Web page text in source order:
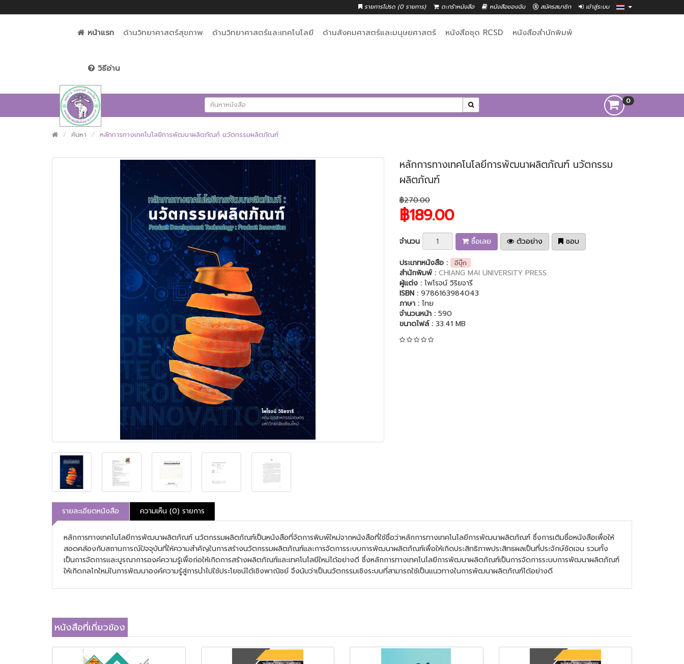
รายการโปรด (0 รายการ) ตะกร้าหนังสือ หนังสือของฉัน สมัครสมาชิก เข้าสู่ระบบ
หน้าแรก ด้านวิทยาศาสตร์สุขภาพ ด้านวิทยาศาสตร์และเทคโนโลยี ด้านสังคมศาสตร์และมนุษยศาสตร์ หนังสือชุด RCSD หนังสือสำนักพิมพ์
วิธีอ่าน
0
ค้นหา หลักการทางเทคโนโลยีการพัฒนาผลิตภัณฑ์ นวัตกรรมผลิตภัณฑ์
หลักการทางเทคโนโลยีการพัฒนาผลิตภัณฑ์ นวัตกรรม
ผลิตภัณฑ์
฿270.00
฿189.00
จำนวน ซื้อเลย ตัวอย่าง
ชอบ
ประเภทหนังสือ :
อีบุ๊ก
สำนักพิมพ์ : CHIANG MAI UNIVERSITY PRESS
ผู้แต่ง : ไพโรจน์ วิริยจารี
ISBN :9786163984043
ภาษา : ไทย
จำนวนหน้า : 590
ขนาดไฟล์ : 33.41 MB
รายละเอียดหนังสือ ความเห็น (0) รายการ
หลักการทางเทคโนโลยีการพัฒนาผลิตภัณฑ์ นวัตกรรมผลิตภัณฑ์เป็นหนังสือที่จัดการพิมพ์ใหม่จากหนังสือที่ใช้ชื่อว่าหลักการทางเทคโนโลยีการพัฒนาผลิตภัณฑ์ ซึ่งการเติมชื่อหนังสือเพื่อให้
สอดคล้องกับสถานการณ์ปัจจุบันที่ให้ความสำคัญในการสร้างนวัตกรรมผลิตภัณฑ์และการจัดการระบบการพัฒนาผลิตภัณฑ์เพื่อให้เกิดประสิทธิภาพประสิทธผลเป็นที่ประจักษ์ชัดเจน รวมทั้ง
เป็นการจัดการและบูรณาการองค์ความรู้เพื่อก่อให้เกิดการสร้างผลิตภัณฑ์และเทคโนโลยีใหม่ได้อย่างดี ซึ่งหลักการทางเทคโนโลยีการพัฒนาผลิตภัณฑ์เป็นการจัดการระบบการพัฒนาผลิตภัณฑ์
ให้เกิดกลไกใหม่ในการพัฒนาองค์ความรู้สู่การนำไปใช้ประโยชน์ได้เชิงพาณิชย์ จึงนับว่าเป็นนวัตกรรมเชิงระบบที่สามารถใช้เป็นแนวทางในการพัฒนาผลิตภัณฑ์ได้อย่างดี
หนังสือที่เกี่ยวข้อง